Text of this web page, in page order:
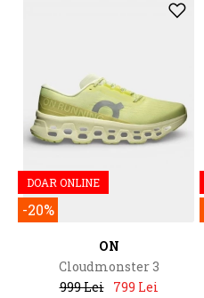
DOAR ONLINE
-20%
ON
Cloudmonster 3
999 Lei
799 Lei